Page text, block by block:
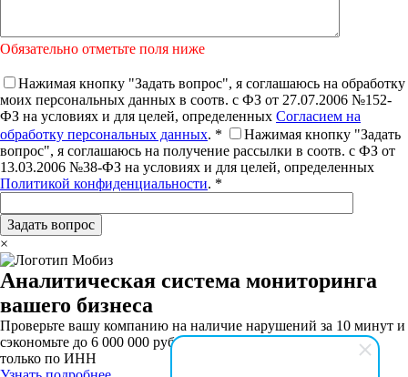
Обязательно отметьте поля ниже
Нажимая кнопку "Задать вопрос", я соглашаюсь на обработку
моих персональных данных в соотв. с ФЗ от 27.07.2006 №152-
ФЗ на условиях и для целей, определенных Согласием на
обработку персональных данных. *
Нажимая кнопку "Задать
вопрос", я соглашаюсь на получение рассылки в соотв. с ФЗ от
13.03.2006 №38-ФЗ на условиях и для целей, определенных
Политикой конфиденциальности. *
×
Аналитическая система мониторинга
вашего бизнеса
Проверьте вашу компанию на наличие нарушений за 10 минут и
сэкономьте до 6 000 000 рублей на штрафах.
только по ИНН